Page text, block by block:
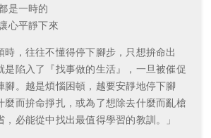
是一時的
心平靜下來
時，往往不懂得停下腳步，只想拚命出
是陷入了『找事做的生活』，一旦被催促
腳。越是煩惱困頓，越要安靜地停下腳
麼而拚命掙扎，或為了想除去什麼而亂槍
必能從中找出最值得學習的教訓。」